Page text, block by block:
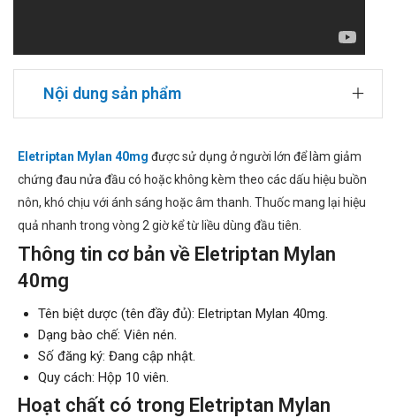
Nội dung sản phẩm
Eletriptan Mylan 40mg được sử dụng ở người lớn để làm giảm
chứng đau nửa đầu có hoặc không kèm theo các dấu hiệu buồn
nôn, khó chịu với ánh sáng hoặc âm thanh. Thuốc mang lại hiệu
quả nhanh trong vòng 2 giờ kể từ liều dùng đầu tiên.
Thông tin cơ bản về Eletriptan Mylan
40mg
Tên biệt dược (tên đầy đủ): Eletriptan Mylan 40mg.
Dạng bào chế: Viên nén.
Số đăng ký: Đang cập nhật.
Quy cách: Hộp 10 viên.
Hoạt chất có trong Eletriptan Mylan